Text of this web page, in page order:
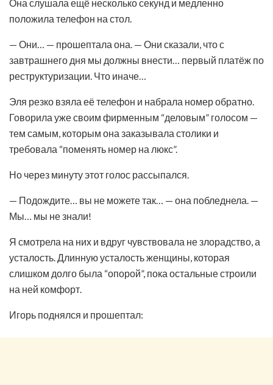
Она слушала ещё несколько секунд и медленно
положила телефон на стол.
— Они… — прошептала она. — Они сказали, что с
завтрашнего дня мы должны внести… первый платёж по
реструктуризации. Что иначе…
Эля резко взяла её телефон и набрала номер обратно.
Говорила уже своим фирменным “деловым” голосом —
тем самым, которым она заказывала столики и
требовала “поменять номер на люкс”.
Но через минуту этот голос рассыпался.
— Подождите… вы не можете так… — она побледнела. —
Мы… мы не знали!
Я смотрела на них и вдруг чувствовала не злорадство, а
усталость. Длинную усталость женщины, которая
слишком долго была “опорой”, пока остальные строили
на ней комфорт.
Игорь поднялся и прошептал: